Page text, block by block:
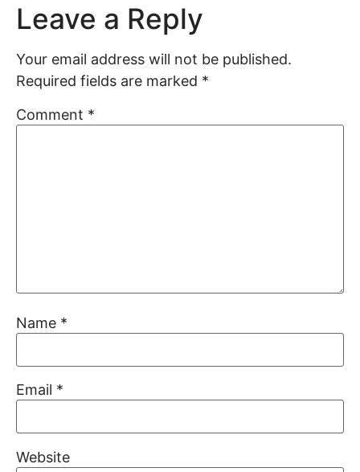
Leave a Reply
Your email address will not be published.
Required fields are marked *
Comment *
Name *
Email *
Website